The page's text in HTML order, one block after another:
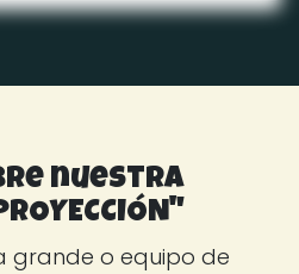
nuestra
grande o equipo de